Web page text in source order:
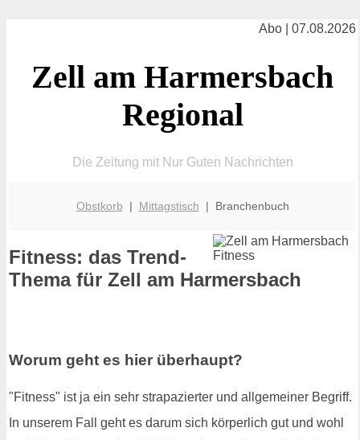
Abo | 07.08.2026
Zell am Harmersbach
Regional
Die Zeitung mit Nur Guten Nachrichten
Obstkorb | Mittagstisch | Branchenbuch
Fitness: das Trend-
Thema für Zell am Harmersbach
Worum geht es hier überhaupt?
"Fitness" ist ja ein sehr strapazierter und allgemeiner Begriff.
In unserem Fall geht es darum sich körperlich gut und wohl